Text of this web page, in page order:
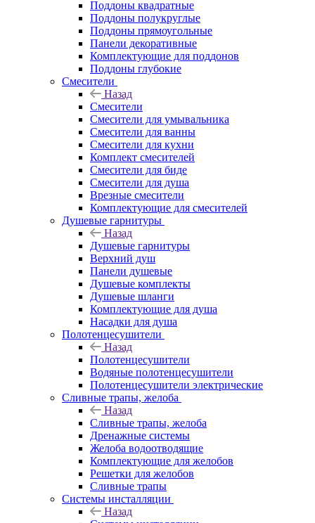
Поддоны квадратные
Поддоны полукруглые
Поддоны прямоугольные
Панели декоративные
Комплектующие для поддонов
Поддоны глубокие
Смесители
Назад
Смесители
Смесители для умывальника
Смесители для ванны
Смесители для кухни
Комплект смесителей
Смесители для биде
Смесители для душа
Врезные смесители
Комплектующие для смесителей
Душевые гарнитуры
Назад
Душевые гарнитуры
Верхний душ
Панели душевые
Душевые комплекты
Душевые шланги
Комплектующие для душа
Насадки для душа
Полотенцесушители
Назад
Полотенцесушители
Водяные полотенцесушители
Полотенцесушители электрические
Сливные трапы, желоба
Назад
Сливные трапы, желоба
Дренажные системы
Желоба водоотводящие
Комплектующие для желобов
Решетки для желобов
Сливные трапы
Системы инсталляции
Назад